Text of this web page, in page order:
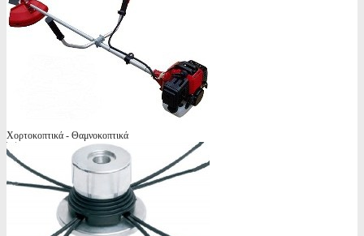
Χορτοκοπτικά - Θαμνοκοπτικά